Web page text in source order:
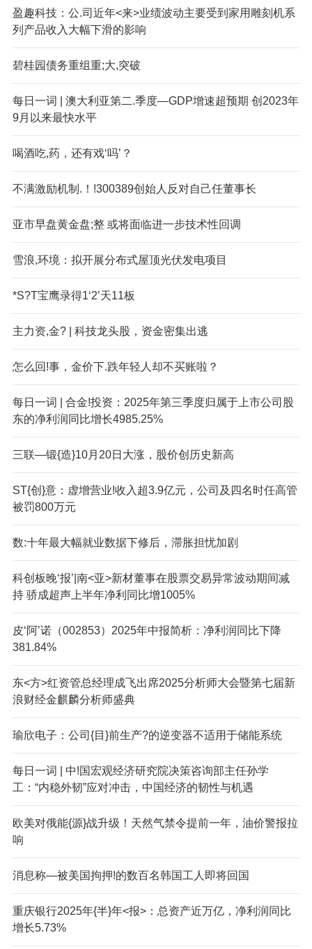
盈趣科技：公.司近年<来>业绩波动主要受到家用雕刻机系
列产品收入大幅下滑的影响
碧桂园债务重组重;大,突破
每日一词 | 澳大利亚第二.季度—GDP增速超预期 创2023年
9月以来最快水平
喝酒吃,药，还有戏‘吗’？
不满激励机制.！!300389创始人反对自己任董事长
亚市早盘黄金盘;整 或将面临进一步技术性回调
雪浪,环境：拟开展分布式屋顶光伏发电项目
*S?T宝鹰录得1‘2’天11板
主力资,金? | 科技龙头股，资金密集出逃
怎么回!事，金价下.跌年轻人却不买账啦？
每日一词 | 合金!投资：2025年第三季度归属于上市公司股
东的净利润同比增长4985.25%
三联—锻{造}10月20日大涨，股价创历史新高
ST{创}意：虚增营业!收入超3.9亿元，公司及四名时任高管
被罚800万元
数:十年最大幅就业数据下修后，滞胀担忧加剧
科创板晚‘报’|南<亚>新材董事在股票交易异常波动期间减
持 骄成超声上半年净利同比增1005%
皮‘阿’诺（002853）2025年中报简析：净利润同比下降
381.84%
东<方>红资管总经理成飞出席2025分析师大会暨第七届新
浪财经金麒麟分析师盛典
瑜欣电子：公司{目}前生产?的逆变器不适用于储能系统
每日一词 | 中!国宏观经济研究院决策咨询部主任孙学
工：“内稳外韧”应对冲击，中国经济的韧性与机遇
欧美对俄能{源}战升级！天然气禁令提前一年，油价警报拉
响
消息称—被美国拘押!的数百名韩国工人即将回国
重庆银行2025年{半}年<报>：总资产近万亿，净利润同比
增长5.73%